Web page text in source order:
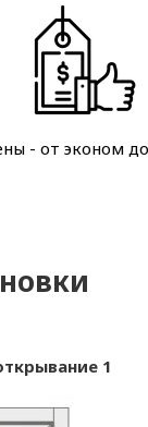
- от эконом
1